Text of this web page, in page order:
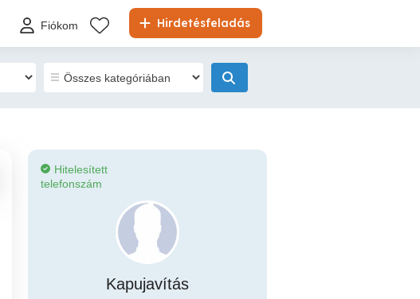
Hirdetésfeladás
Fiókom
Hitelesített
telefonszám
Kapujavítás